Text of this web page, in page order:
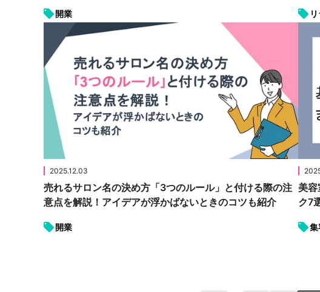
開業
2025.12.03
売れるサロン名の決め方「3つのルール」と付ける際の注
意点を解説！アイデアが浮かばないときのコツも紹介
開業
美
ク7
集